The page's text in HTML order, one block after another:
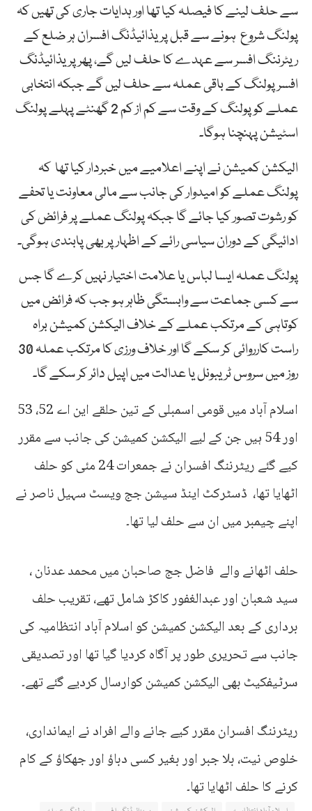
سے حلف لینے کا فیصلہ کیا تھا اور ہدایات جاری کی تھیں کہ
پولنگ شروع ہونے سے قبل پریذائیڈنگ افسران ہر ضلع کے
ریٹرننگ افسر سے عہدے کا حلف لیں گے، پھر پریذائیڈنگ
افسر پولنگ کے باقی عملہ سے حلف لیں گے جبکہ انتخابی
عملے کو پولنگ کے وقت سے کم از کم 2 گھنٹے پہلے پولنگ
اسٹیشن پہنچنا ہوگا۔
الیکشن کمیشن نے اپنے اعلامیے میں خبردار کیا تھا کہ
پولنگ عملے کو امیدوار کی جانب سے مالی معاونت یا تحفے
کو رشوت تصور کیا جائے گا جبکہ پولنگ عملے پر فرائض کی
ادائیگی کے دوران سیاسی رائے کے اظہار پر بھی پابندی ہوگی۔
پولنگ عملہ ایسا لباس یا علامت اختیار نہیں کرے گا جس
سے کسی جماعت سے وابستگی ظاہر ہو جب کہ فرائض میں
کوتاہی کے مرتکب عملے کے خلاف الیکشن کمیشن براہ
راست کارروائی کر سکے گا اور خلاف ورزی کا مرتکب عملہ 30
روز میں سروس ٹریبونل یا عدالت میں اپیل دائر کر سکے گا۔
اسلام آباد میں قومی اسمبلی کے تین حلقے این اے 52، 53
اور 54 ہیں جن کے لیے الیکشن کمیشن کی جانب سے مقرر
کیے گئے ریٹرننگ افسران نے جمعرات 24 مئی کو حلف
اٹھایا تھا، ڈسٹرکٹ اینڈ سیشن جج ویسٹ سہیل ناصر نے
اپنے چیمبر میں ان سے حلف لیا تھا۔
حلف اٹھانے والے فاضل جج صاحبان میں محمد عدنان ،
سید شعبان اور عبدالغفور کاکڑ شامل تھے، تقریب حلف
برداری کے بعد الیکشن کمیشن کو اسلام آباد انتظامیہ کی
جانب سے تحریری طور پر آگاہ کردیا گیا تھا اور تصدیقی
سرٹیفکیٹ بھی الیکشن کمیشن کوارسال کردیے گئے تھے۔
ریٹرننگ افسران مقرر کیے جانے والے افراد نے ایمانداری،
خلوص نیت، بلا جبر اور بغیر کسی دباؤ اور جھکاؤ کے کام
کرنے کا حلف اٹھایا تھا۔